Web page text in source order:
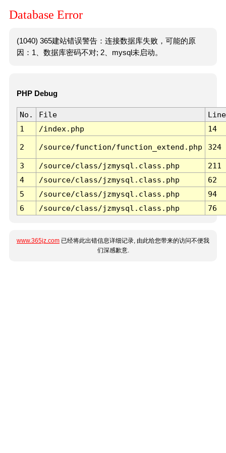
Database Error
(1040) 365建站错误警告：连接数据库失败，可能的原
因：1、数据库密码不对; 2、mysql未启动。
PHP Debug
No. File
Line
1
/index.php 14
2 /source/function/function_extend.php 324
3 /source/class/jzmysql.class.php
211
4
/source/class/jzmysql.class.php
62
5
/source/class/jzmysql.class.php
94
6
/source/class/jzmysql.class.php 76
www.365jz.com 已经将此出错信息详细记录, 由此给您带来的访问不便我
们深感歉意.